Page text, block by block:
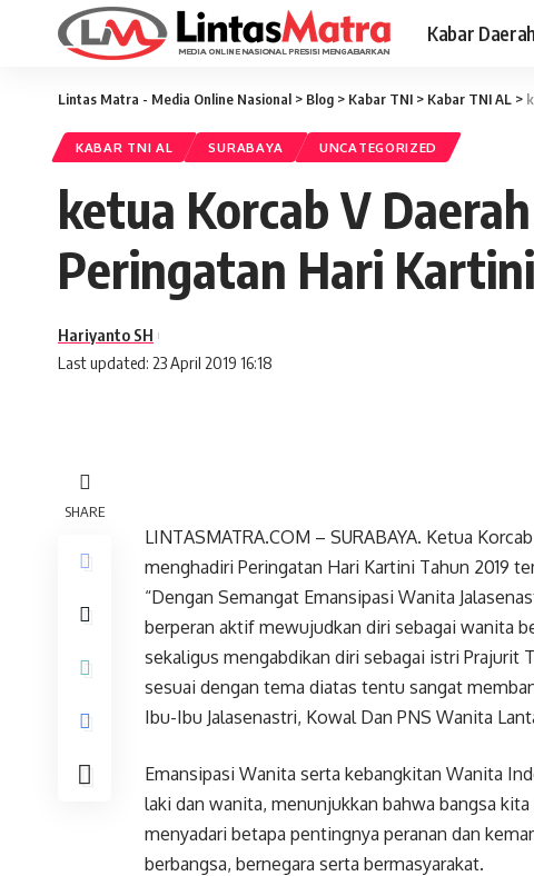
Kabar Daerah
Lintas Matra - Media Online Nasional > Blog > Kabar TNI > Kabar TNI AL >
KABAR TNI AL SURABAYA UNCATEGORIZED
ketua Korcab V
Peringatan Hari
Last updated: 23 April 2019 16:18
Hariyanto SH
SHARE
LINTASMATRA.COM – SURABAYA. Ketua
menghadiri Peringatan Hari Kartini Tahun 2019
“Dengan Semangat Emansipasi Wanita
berperan aktif mewujudkan diri sebagai wanita
sekaligus mengabdikan diri sebagai istri Prajurit
sesuai dengan tema diatas tentu sangat
Ibu-Ibu Jalasenastri, Kowal Dan PNS Wanita
Emansipasi Wanita serta kebangkitan Wanita
laki dan wanita, menunjukkan bahwa bangsa
menyadari betapa pentingnya peranan dan
berbangsa, bernegara serta bermasyarakat.